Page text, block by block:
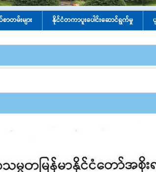
ာတမ်းများ နိုင်ငံတကာပူးပေါင်း‌ဆောင်ရွက်မှု